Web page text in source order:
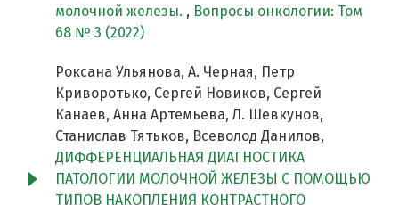
молочной железы. , Вопросы онкологии: Том
68 № 3 (2022)
Роксана Ульянова, А. Черная, Петр
Криворотько, Сергей Новиков, Сергей
Канаев, Анна Артемьева, Л. Шевкунов,
Станислав Тятьков, Всеволод Данилов,
ДИФФЕРЕНЦИАЛЬНАЯ ДИАГНОСТИКА
ПАТОЛОГИИ МОЛОЧНОЙ ЖЕЛЕЗЫ С ПОМОЩЬЮ
ТИПОВ НАКОПЛЕНИЯ КОНТРАСТНОГО